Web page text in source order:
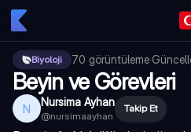
Biyoloji 70 görüntüleme·
Beyin ve Görevleri
N Nursima Ayhan
@nursimaayhan
Takip Et